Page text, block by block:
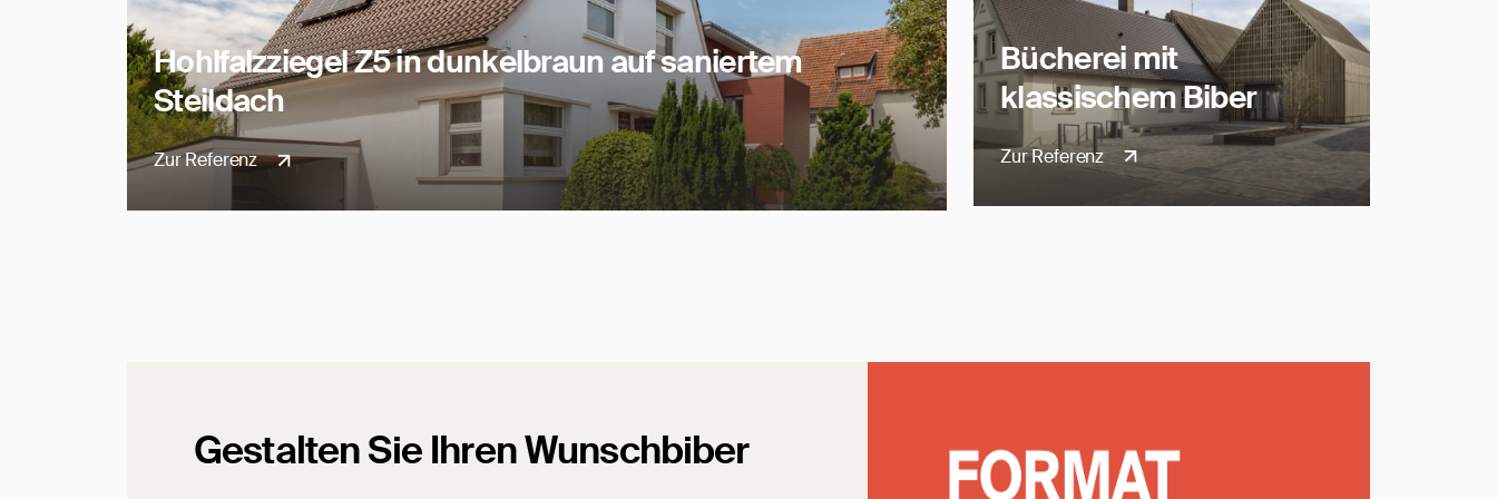
Hohlfalzziegel Z5 in dunkelbraun auf saniertem
Steildach
Zur Referenz
Bücherei mit
klassischem Biber
Zur Referenz
Gestalten Sie Ihren Wunschbiber